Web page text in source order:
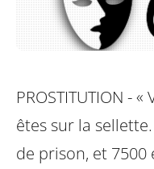
PROSTITUTION -
êtes sur la
de prison, et 7500